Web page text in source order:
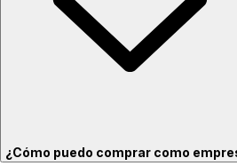
¿Cómo puedo comprar como